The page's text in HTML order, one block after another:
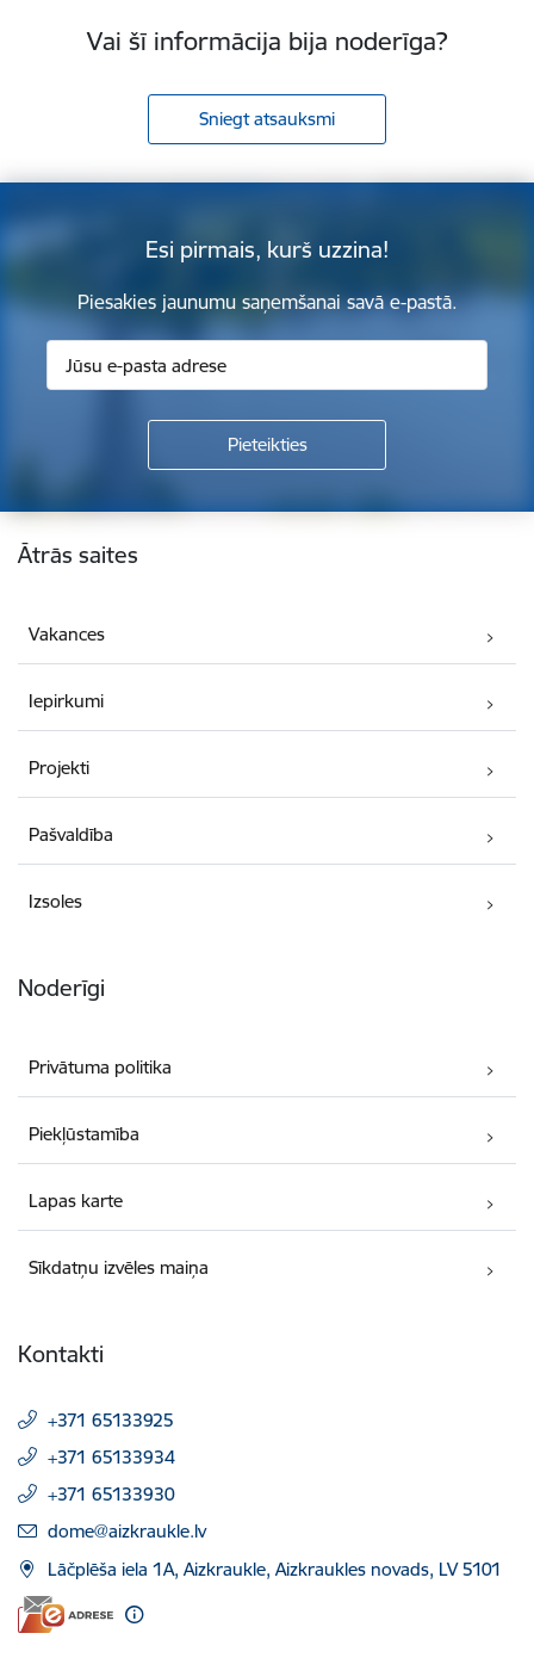
Vai šī informācija bija noderīga?
Sniegt atsauksmi
Esi pirmais, kurš uzzina!
Piesakies jaunumu saņemšanai savā e-pastā.
Kājene
Ātrās saites
Vakances
Iepirkumi
Projekti
Pašvaldība
Izsoles
Noderīgi
Privātuma politika
Piekļūstamība
Lapas karte
Sīkdatņu izvēles maiņa
Kontakti
+371 65133925
+371 65133934
+371 65133930
E-pasts:
dome@aizkraukle.lv
Lāčplēša iela 1A, Aizkraukle, Aizkraukles novads, LV 5101